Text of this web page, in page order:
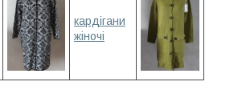
кардігани
жіночі